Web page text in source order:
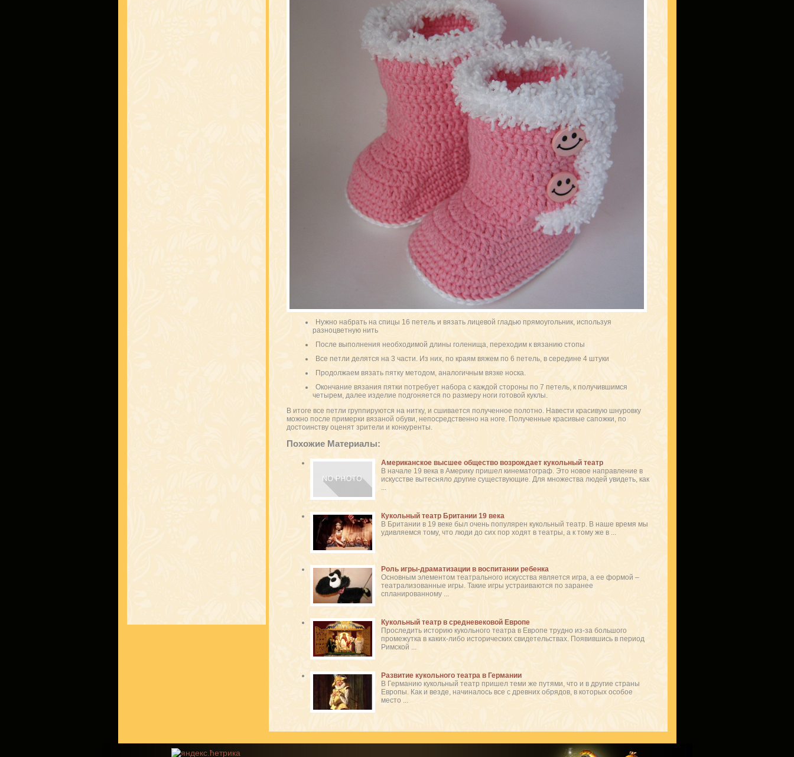
Нужно набрать на спицы 16 петель и вязать лицевой гладью прямоугольник, используя
разноцветную нить
После выполнения необходимой длины голенища, переходим к вязанию стопы
Все петли делятся на 3 части. Из них, по краям вяжем по 6 петель, в середине 4 штуки
Продолжаем вязать пятку методом, аналогичным вязке носка.
Окончание вязания пятки потребует набора с каждой стороны по 7 петель, к получившимся
четырем, далее изделие подгоняется по размеру ноги готовой куклы.
В итоге все петли группируются на нитку, и сшивается полученное полотно. Навести красивую шнуровку
можно после примерки вязаной обуви, непосредственно на ноге. Полученные красивые сапожки, по
достоинству оценят зрители и конкуренты.
Похожие Материалы:
Американское высшее общество возрождает кукольный театр
В начале 19 века в Америку пришел кинематограф. Это новое направление в
искусстве вытесняло другие существующие. Для множества людей увидеть, как
...
Кукольный театр Британии 19 века
В Британии в 19 веке был очень популярен кукольный театр. В наше время мы
удивляемся тому, что люди до сих пор ходят в театры, а к тому же в ...
Роль игры-драматизации в воспитании ребенка
Основным элементом театрального искусства является игра, а ее формой –
театрализованные игры. Такие игры устраиваются по заранее
спланированному ...
Кукольный театр в средневековой Европе
Проследить историю кукольного театра в Европе трудно из-за большого
промежутка в каких-либо исторических свидетельствах. Появившись в период
Римской ...
Развитие кукольного театра в Германии
В Германию кукольный театр пришел теми же путями, что и в другие страны
Европы. Как и везде, начиналось все с древних обрядов, в которых особое
место ...